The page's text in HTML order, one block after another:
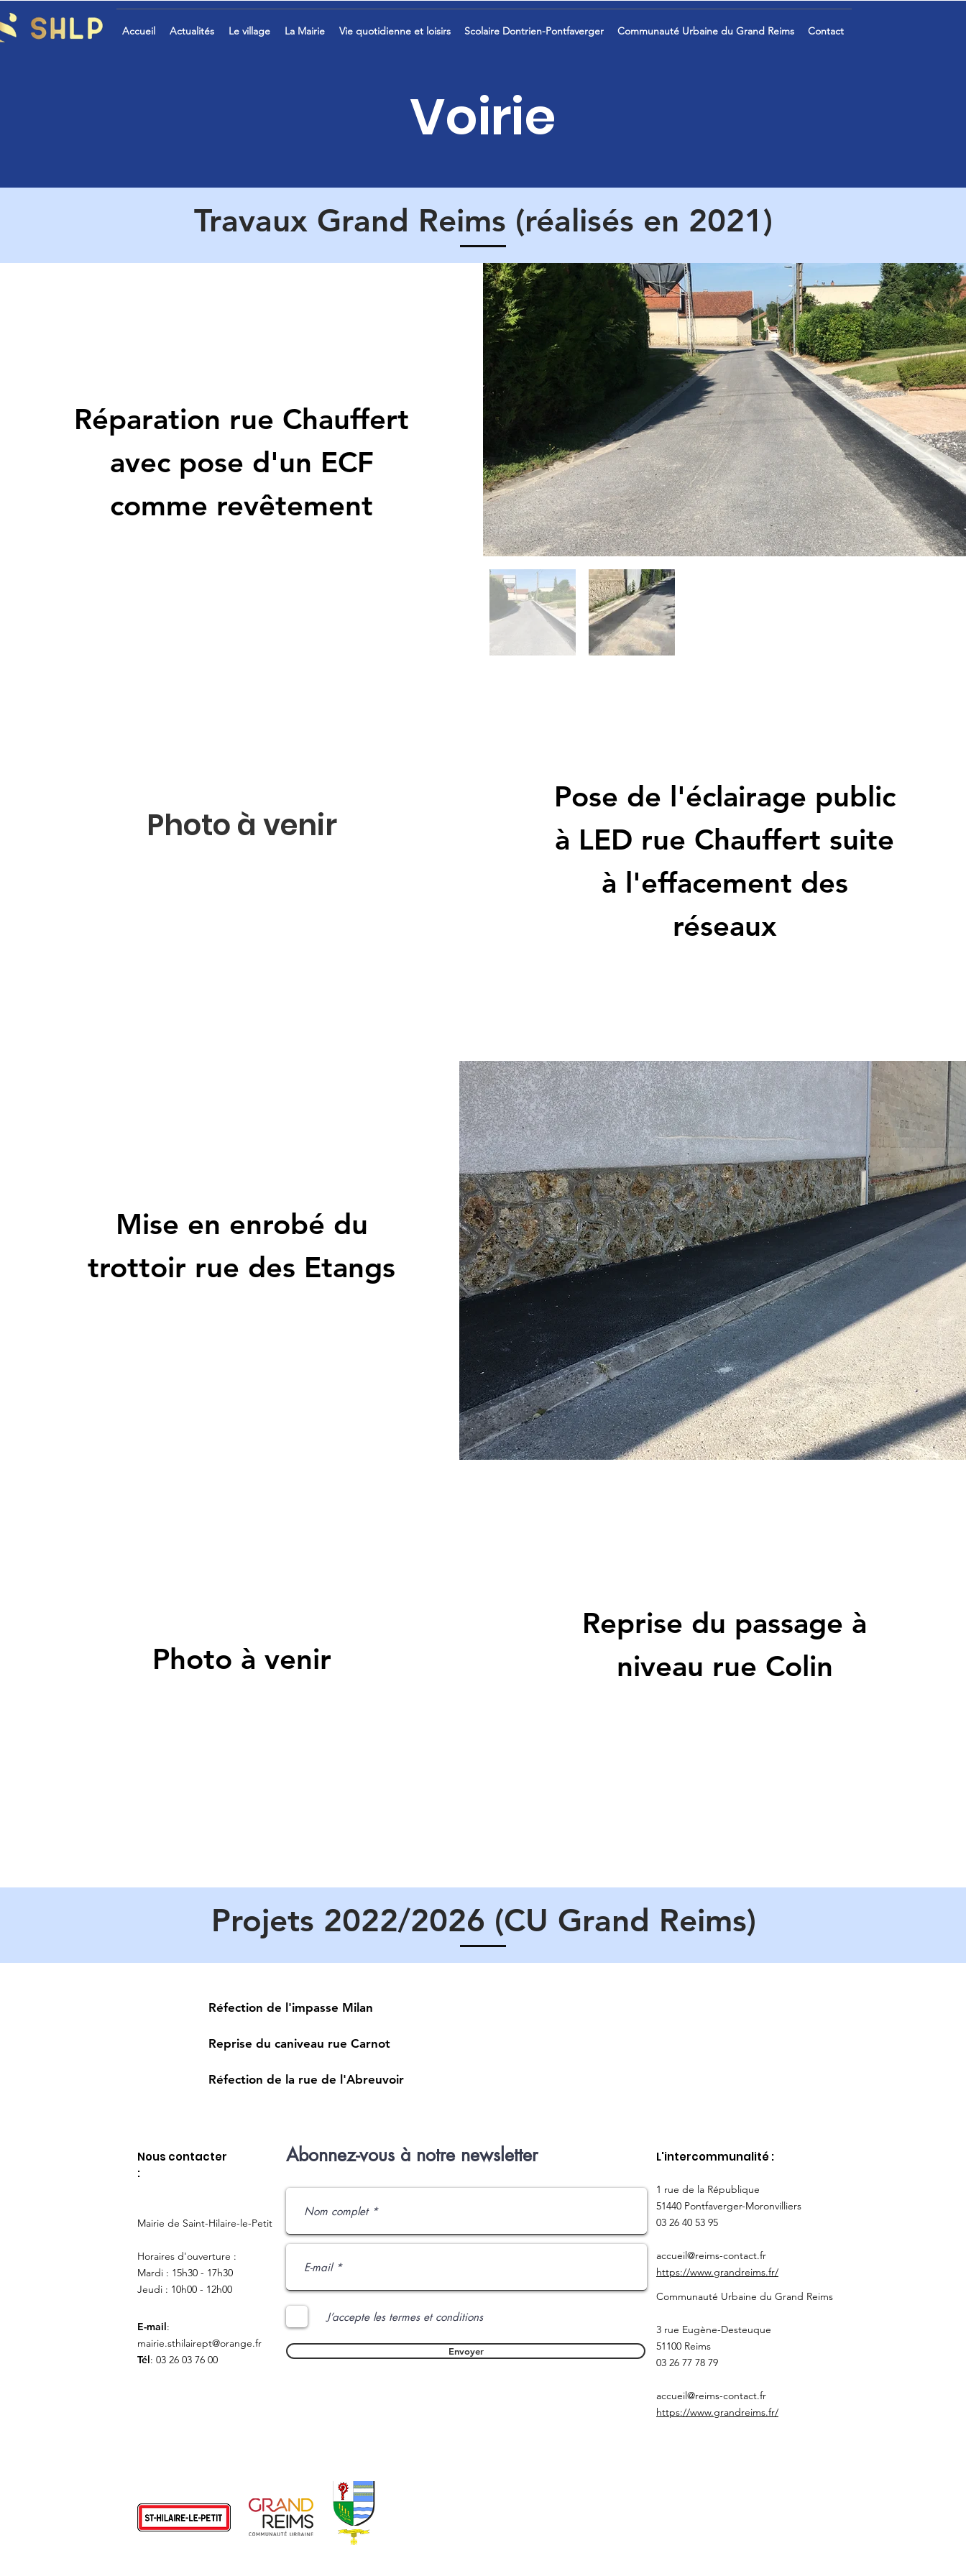
Accueil Actualités Le village La Mairie Vie quotidienne et loisirs Scolaire Dontrien-Pontfaverger Communauté Urbaine du Grand Reims Contact
Voirie
Travaux Grand Reims (réalisés en 2021)
Réparation rue Chauffert
avec pose d'un ECF
comme revêtement
Photo à venir
Pose de l'éclairage public
à LED rue Chauffert suite
à l'effacement des
réseaux
Mise en enrobé du
trottoir rue des Etangs
Photo à venir
Reprise du passage à
niveau rue Colin
Projets 2022/2026 (CU Grand Reims)
Réfection de l'impasse Milan
Reprise du caniveau rue Carnot
Réfection de la rue de l'Abreuvoir
Nous contacter
:
Mairie de Saint-Hilaire-le-Petit
Horaires d'ouverture :
Mardi : 15h30 - 17h30
Jeudi : 10h00 - 12h00
E-mail:
mairie.sthilairept@orange.fr
Tél: 03 26 03 76 00
Abonnez-vous à notre newsletter
J’accepte les termes et conditions
Envoyer
L'intercommunalité :
​1 rue de la République
51440 Pontfaverger-Moronvilliers
03 26 40 53 95
accueil@reims-contact.fr
https://www.grandreims.fr/
Communauté Urbaine du Grand Reims
3 rue Eugène-Desteuque
51100 Reims
03 26 77 78 79
accueil@reims-contact.fr
https://www.grandreims.fr/